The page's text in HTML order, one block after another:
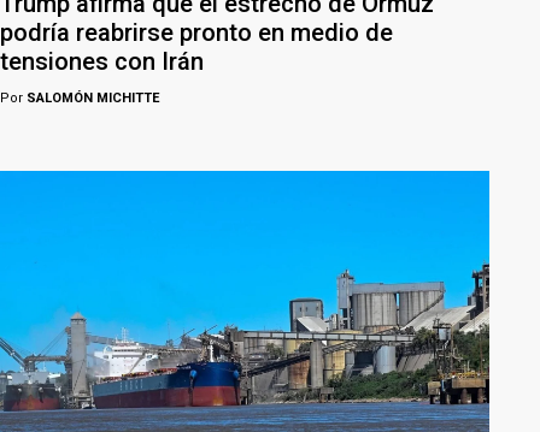
podría reabrirse pronto en medio de
tensiones con Irán
Por SALOMÓN MICHITTE